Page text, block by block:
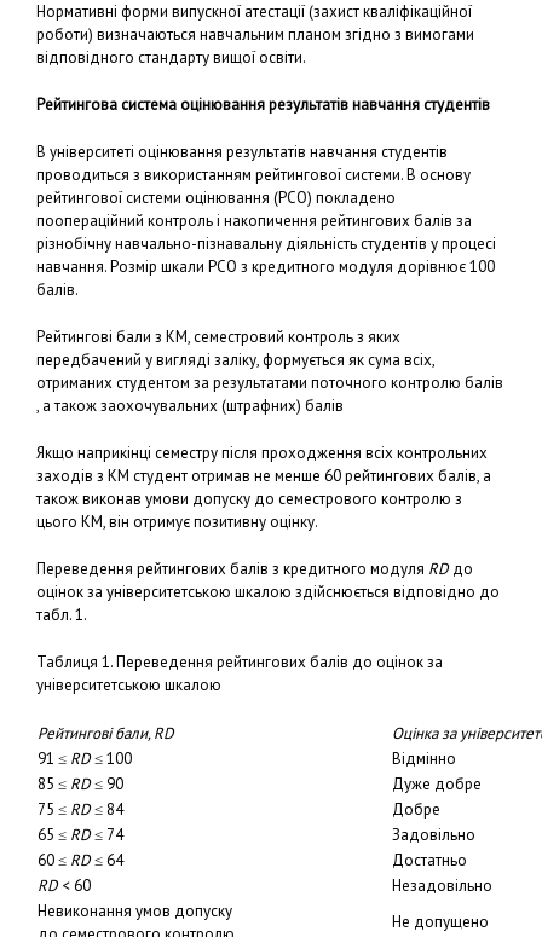
Нормативні форми випускної атестації (захист кваліфікаційної
роботи) визначаються навчальним планом згідно з вимогами
відповідного стандарту вищої освіти.
Рейтингова система оцінювання результатів навчання студентів
В університеті оцінювання результатів навчання студентів
проводиться з використанням рейтингової системи. В основу
рейтингової системи оцінювання (РСО) покладено
поопераційний контроль і накопичення рейтингових балів за
різнобічну навчально-пізнавальну діяльність студентів у процесі
навчання. Розмір шкали РСО з кредитного модуля дорівнює 100
балів.
Рейтингові бали з КМ, семестровий контроль з яких
передбачений у вигляді заліку, формується як сума всіх,
отриманих студентом за результатами поточного контролю балів
, а також заохочувальних (штрафних) балів
Якщо наприкінці семестру після проходження всіх контрольних
заходів з КМ студент отримав не менше 60 рейтингових балів, а
також виконав умови допуску до семестрового контролю з
цього КМ, він отримує позитивну оцінку.
Переведення рейтингових балів з кредитного модуля RDдо
оцінок за університетською шкалою здійснюється відповідно до
табл. 1.
Таблиця 1. Переведення рейтингових балів до оцінок за
університетською шкалою
Рейтингові бали, RD
Оцінка за
91 ≤ RD≤ 100
Відмінно
85 ≤ RD≤ 90
Дуже добре
75 ≤ RD≤ 84
Добре
65 ≤ RD≤ 74
Задовільно
60 ≤ RD≤ 64
Достатньо
RD< 60
Незадовільно
Невиконання умов допуску
Не допущено